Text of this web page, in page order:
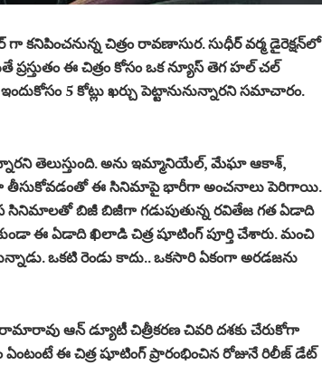
చిత్రం రావణాసుర. సుధీర్‌ వర్మ డైరెక్షన్‌లో
ప్రస్తుతం ఈ చిత్రం కోసం ఒక న్యూస్ తెగ హల్ చల్
5 కోట్లు ఖర్చు పెట్టానునున్నారని సమాచారం.
తెలుస్తుంది. అను ఇమ్మానియేల్‌, మేఘా ఆకాశ్‌,
తీసుకోవడంతో ఈ సినిమాపై భారీగా అంచనాలు పెరిగాయి.
సినిమాలతో బిజీ బిజీగా గడుపుతున్న రవితేజ గత ఏడాది
ఈ ఏడాది ఖిలాడి చిత్ర షూటింగ్ పూర్తి చేశారు. మంచి
ఒకటి రెండు కాదు.. ఒకసారి ఏకంగా అరడజను
ఆన్ డ్యూటీ చిత్రీక‌ర‌ణ చివరి ద‌శ‌కు చేరుకోగా
ఈ చిత్ర షూటింగ్ ప్రారంభించిన రోజునే రిలీజ్ డేట్‌